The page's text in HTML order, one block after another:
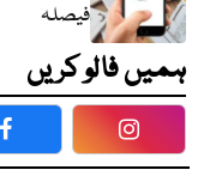
فیصلہ
ہمیں فالو کریں
Facebook